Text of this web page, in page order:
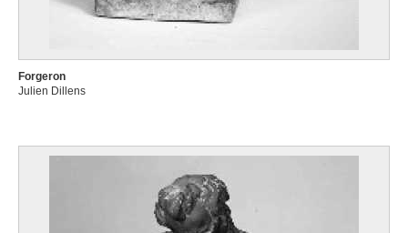
Forgeron
Julien Dillens